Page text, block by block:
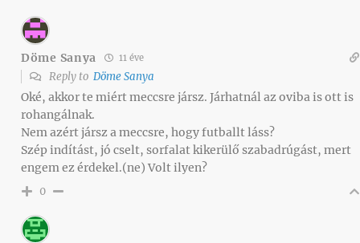
Döme Sanya 11 éve
Reply to Döme Sanya
Oké, akkor te miért meccsre jársz. Járhatnál az oviba is ott is
rohangálnak.
Nem azért jársz a meccsre, hogy futballt láss?
Szép indítást, jó cselt, sorfalat kikerülő szabadrúgást, mert
engem ez érdekel.(ne) Volt ilyen?
0